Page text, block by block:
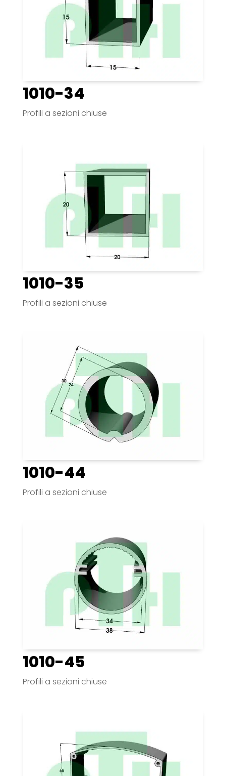
1010-34
Profili a sezioni chiuse
1010-35
Profili a sezioni chiuse
1010-44
Profili a sezioni chiuse
1010-45
Profili a sezioni chiuse